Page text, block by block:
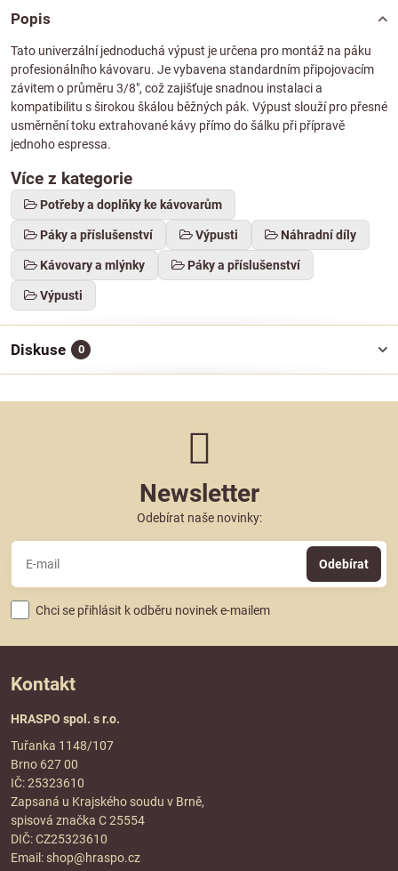
Popis
Tato univerzální jednoduchá výpust je určena pro montáž na páku
profesionálního kávovaru. Je vybavena standardním připojovacím
závitem o průměru 3/8", což zajišťuje snadnou instalaci a
kompatibilitu s širokou škálou běžných pák. Výpust slouží pro přesné
usměrnění toku extrahované kávy přímo do šálku při přípravě
jednoho espressa.
Více z kategorie
Potřeby a doplňky ke kávovarům
Páky a příslušenství Výpusti Náhradní díly
Kávovary a mlýnky Páky a příslušenství
Výpusti
Diskuse 0
Newsletter
Odebírat naše novinky:
Odebírat
Chci se přihlásit k odběru novinek e-mailem
Kontakt
HRASPO spol. s r.o.
Tuřanka 1148/107
Brno 627 00
IČ: 25323610
Zapsaná u Krajského soudu v Brně,
spisová značka C 25554
DIČ: CZ25323610
Email: shop@hraspo.cz